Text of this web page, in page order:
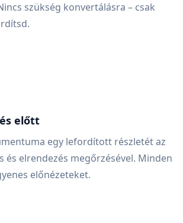
szükség konvertálásra – csak
előtt
egy lefordított részletét az
és elrendezés megőrzésével. Minden
előnézeteket.